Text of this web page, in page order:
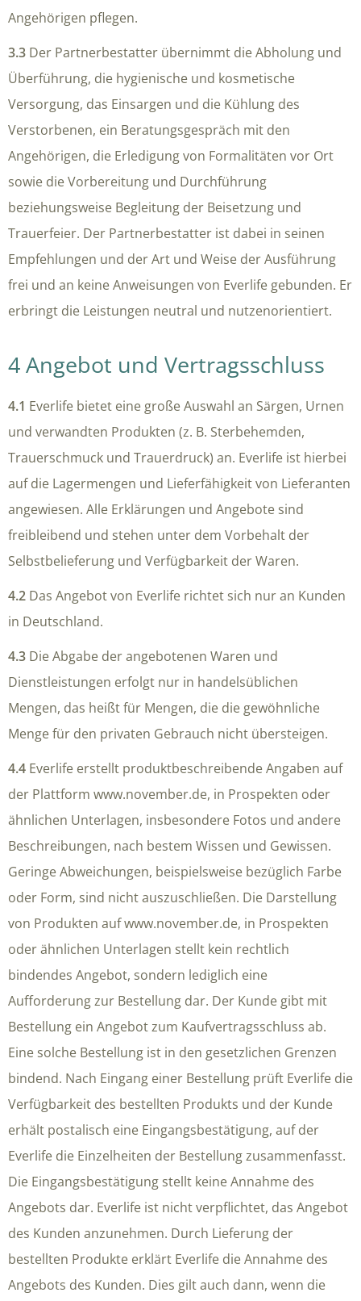
Angehörigen pflegen.
3.3 Der Partnerbestatter übernimmt die Abholung und
Überführung, die hygienische und kosmetische
Versorgung, das Einsargen und die Kühlung des
Verstorbenen, ein Beratungsgespräch mit den
Angehörigen, die Erledigung von Formalitäten vor Ort
sowie die Vorbereitung und Durchführung
beziehungsweise Begleitung der Beisetzung und
Trauerfeier. Der Partnerbestatter ist dabei in seinen
Empfehlungen und der Art und Weise der Ausführung
frei und an keine Anweisungen von Everlife gebunden. Er
erbringt die Leistungen neutral und nutzenorientiert.
4 Angebot und Vertragsschluss
4.1 Everlife bietet eine große Auswahl an Särgen, Urnen
und verwandten Produkten (z. B. Sterbehemden,
Trauerschmuck und Trauerdruck) an. Everlife ist hierbei
auf die Lagermengen und Lieferfähigkeit von Lieferanten
angewiesen. Alle Erklärungen und Angebote sind
freibleibend und stehen unter dem Vorbehalt der
Selbstbelieferung und Verfügbarkeit der Waren.
4.2 Das Angebot von Everlife richtet sich nur an Kunden
in Deutschland.
4.3 Die Abgabe der angebotenen Waren und
Dienstleistungen erfolgt nur in handelsüblichen
Mengen, das heißt für Mengen, die die gewöhnliche
Menge für den privaten Gebrauch nicht übersteigen.
4.4 Everlife erstellt produktbeschreibende Angaben auf
der Plattform www.november.de, in Prospekten oder
ähnlichen Unterlagen, insbesondere Fotos und andere
Beschreibungen, nach bestem Wissen und Gewissen.
Geringe Abweichungen, beispielsweise bezüglich Farbe
oder Form, sind nicht auszuschließen. Die Darstellung
von Produkten auf www.november.de, in Prospekten
oder ähnlichen Unterlagen stellt kein rechtlich
bindendes Angebot, sondern lediglich eine
Aufforderung zur Bestellung dar. Der Kunde gibt mit
Bestellung ein Angebot zum Kaufvertragsschluss ab.
Eine solche Bestellung ist in den gesetzlichen Grenzen
bindend. Nach Eingang einer Bestellung prüft Everlife die
Verfügbarkeit des bestellten Produkts und der Kunde
erhält postalisch eine Eingangsbestätigung, auf der
Everlife die Einzelheiten der Bestellung zusammenfasst.
Die Eingangsbestätigung stellt keine Annahme des
Angebots dar. Everlife ist nicht verpflichtet, das Angebot
des Kunden anzunehmen. Durch Lieferung der
bestellten Produkte erklärt Everlife die Annahme des
Angebots des Kunden. Dies gilt auch dann, wenn die